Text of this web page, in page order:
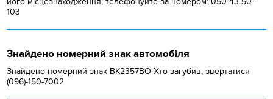
103
Знайдено номерний знак автомобіля
Знайдено номерний знак ВК2357ВО Хто загубив, звертатися
(096)-150-7002